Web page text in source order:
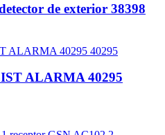
de exterior 38398
ALARMA 40295